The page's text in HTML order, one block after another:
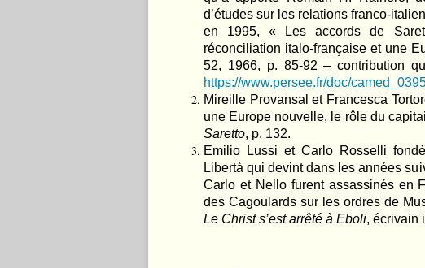
d’études sur les relations franco-
en 1995, « Les accords de
réconciliation italo-française et une
52, 1966, p. 85-92 – contribution
https://www.persee.fr/doc/
Mireille Provansal et Francesca
une Europe nouvelle, le rôle du
Saretto, p. 132.
Emilio Lussi et Carlo Rosselli
Libertà qui devint dans les années
Carlo et Nello furent assassinés en
des Cagoulards sur les ordres de
Le Christ s’est arrêté à Eboli, écrivain